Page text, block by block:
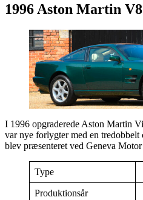
1996 Aston Martin
I 1996 opgraderede Aston Martin
var nye forlygter med en
blev præsenteret ved Geneva
Type
Produktionsår